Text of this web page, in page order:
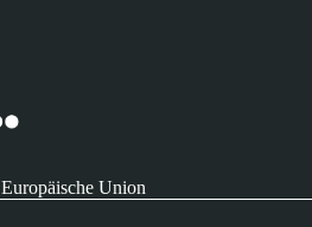
Europäische Union